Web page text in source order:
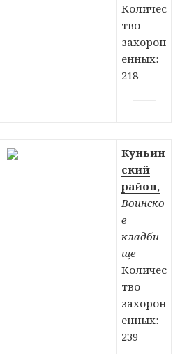
Количес
тво
захорон
енных:
218
Куньин
ский
район,
Воинско
е
кладби
ще
Количес
тво
захорон
енных:
239